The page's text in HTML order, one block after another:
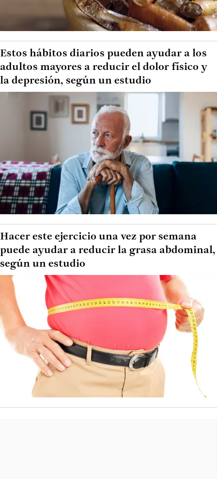
Estos hábitos diarios pueden ayudar a los
adultos mayores a reducir el dolor físico y
la depresión, según un estudio
Hacer este ejercicio una vez por semana
puede ayudar a reducir la grasa abdominal,
según un estudio